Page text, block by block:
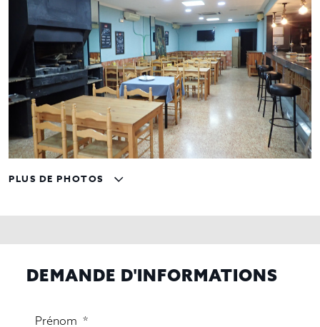
PLUS DE PHOTOS
DEMANDE D'INFORMATIONS